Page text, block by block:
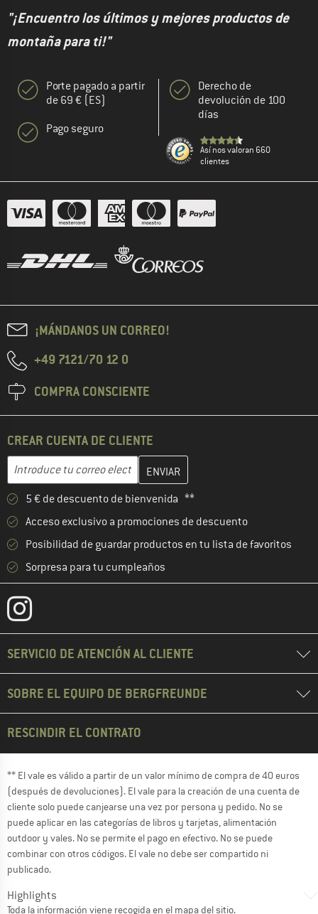
"¡Encuentro los últimos y mejores productos de
montaña para ti!"
Porte pagado a partir
de 69 € (ES)
Pago seguro
Derecho de
devolución de 100
días
Así nos valoran 660
clientes
¡MÁNDANOS UN CORREO!
+49 7121/70 12 0
COMPRA CONSCIENTE
CREAR CUENTA DE CLIENTE
Dirección de correo electrónico
Introduce aquí tu dirección de correo electrónico y crea tu
5 € de descuento de bienvenida **
Acceso exclusivo a promociones de descuento
Posibilidad de guardar productos en tu lista de favoritos
Sorpresa para tu cumpleaños
SERVICIO DE ATENCIÓN AL CLIENTE
SOBRE EL EQUIPO DE BERGFREUNDE
RESCINDIR EL CONTRATO
** El vale es válido a partir de un valor mínimo de compra de 40 euros
(después de devoluciones). El vale para la creación de una cuenta de
cliente solo puede canjearse una vez por persona y pedido. No se
puede aplicar en las categorías de libros y tarjetas, alimentación
outdoor y vales. No se permite el pago en efectivo. No se puede
combinar con otros códigos. El vale no debe ser compartido ni
publicado.
Highlights
Toda la información viene recogida en el mapa del sitio.